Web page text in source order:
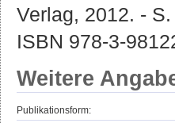
Verlag, 2012. -
ISBN 978-3-
Weitere
Publikationsform: